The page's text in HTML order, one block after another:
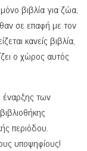
βιβλία για ζώα,
σε επαφή με τον
κανείς βιβλία,
ο χώρος αυτός
των
περιόδου.
υποψηφίους!